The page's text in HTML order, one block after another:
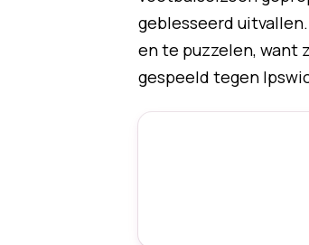
geblesseerd
en te puzzelen, want
gespeeld tegen